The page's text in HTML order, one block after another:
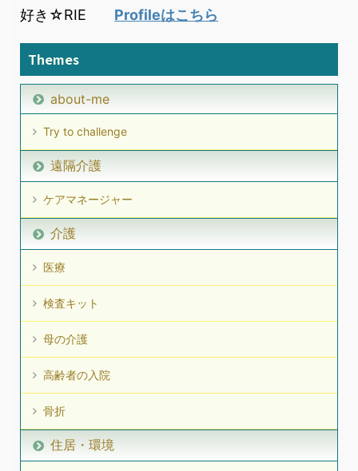
好き☆RIE Profileはこちら
Themes
about-me
Try to challenge
遠隔介護
ケアマネージャー
介護
医療
検査キット
母の介護
高齢者の入院
骨折
住居・環境